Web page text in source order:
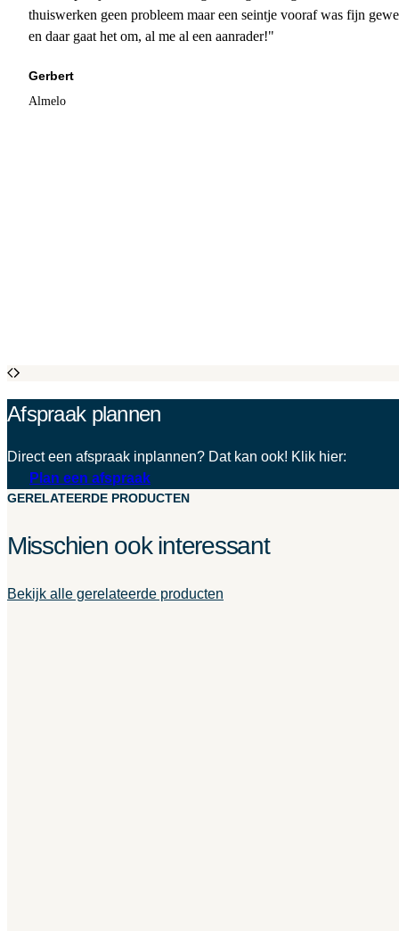
thuiswerken geen probleem maar een seintje vooraf was fijn
en daar gaat het om, al me al een aanrader!"
Gerbert
Almelo
Afspraak plannen
Direct een afspraak inplannen? Dat kan ook! Klik hier:
Plan een afspraak
GERELATEERDE PRODUCTEN
Misschien ook interessant
Bekijk alle gerelateerde producten